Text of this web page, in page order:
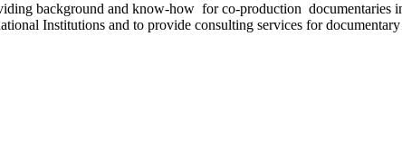
background and know-how for co-production documentaries
Institutions and to provide consulting services for